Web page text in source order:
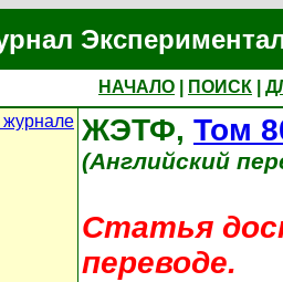
НАЧАЛО ПОИСК
ЖЭТФ, Том
(Английский
Статья
переводе.